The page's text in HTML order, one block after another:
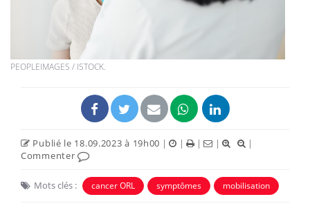
PEOPLEIMAGES / ISTOCK.
Publié le 18.09.2023 à 19h00 | | | |
|
Commenter
Mots clés : cancer ORL symptômes mobilisation